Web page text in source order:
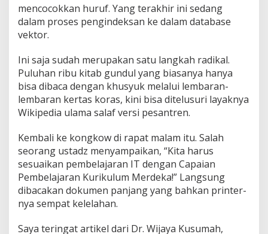
mencocokkan huruf. Yang terakhir ini sedang
dalam proses pengindeksan ke dalam database
vektor.
Ini saja sudah merupakan satu langkah radikal.
Puluhan ribu kitab gundul yang biasanya hanya
bisa dibaca dengan khusyuk melalui lembaran-
lembaran kertas koras, kini bisa ditelusuri layaknya
Wikipedia ulama salaf versi pesantren.
Kembali ke kongkow di rapat malam itu. Salah
seorang ustadz menyampaikan, “Kita harus
sesuaikan pembelajaran IT dengan Capaian
Pembelajaran Kurikulum Merdeka!” Langsung
dibacakan dokumen panjang yang bahkan printer-
nya sempat kelelahan.
Saya teringat artikel dari Dr. Wijaya Kusumah,